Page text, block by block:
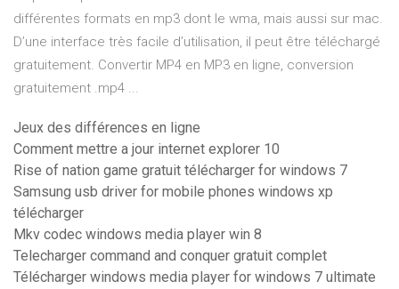
différentes formats en mp3 dont le wma, mais aussi sur mac.
D’une interface très facile d’utilisation, il peut être téléchargé
gratuitement. Convertir MP4 en MP3 en ligne, conversion
gratuitement .mp4 ...
Jeux des différences en ligne
Comment mettre a jour internet explorer 10
Rise of nation game gratuit télécharger for windows 7
Samsung usb driver for mobile phones windows xp
télécharger
Mkv codec windows media player win 8
Telecharger command and conquer gratuit complet
Télécharger windows media player for windows 7 ultimate